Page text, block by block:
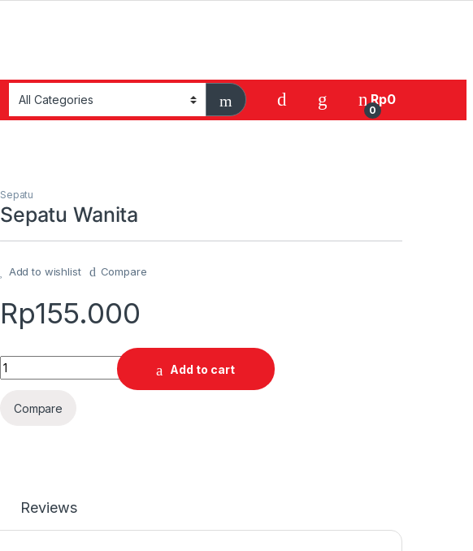
0
Rp0
Sepatu
Sepatu Wanita
Add to wishlist Compare
Rp155.000
Quantity
Add to cart
Compare
Reviews